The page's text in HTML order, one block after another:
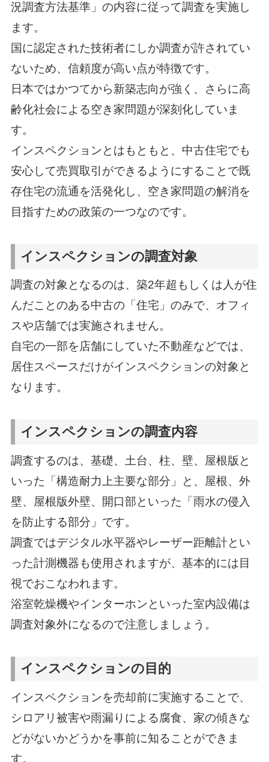
況調査方法基準」の内容に従って調査を実施し
ます。
国に認定された技術者にしか調査が許されてい
ないため、信頼度が高い点が特徴です。
日本ではかつてから新築志向が強く、さらに高
齢化社会による空き家問題が深刻化していま
す。
インスペクションとはもともと、中古住宅でも
安心して売買取引ができるようにすることで既
存住宅の流通を活発化し、空き家問題の解消を
目指すための政策の一つなのです。
インスペクションの調査対象
調査の対象となるのは、築2年超もしくは人が住
んだことのある中古の「住宅」のみで、オフィ
スや店舗では実施されません。
自宅の一部を店舗にしていた不動産などでは、
居住スペースだけがインスペクションの対象と
なります。
インスペクションの調査内容
調査するのは、基礎、土台、柱、壁、屋根版と
いった「構造耐力上主要な部分」と、屋根、外
壁、屋根版外壁、開口部といった「雨水の侵入
を防止する部分」です。
調査ではデジタル水平器やレーザー距離計とい
った計測機器も使用されますが、基本的には目
視でおこなわれます。
浴室乾燥機やインターホンといった室内設備は
調査対象外になるので注意しましょう。
インスペクションの目的
インスペクションを売却前に実施することで、
シロアリ被害や雨漏りによる腐食、家の傾きな
どがないかどうかを事前に知ることができま
す。